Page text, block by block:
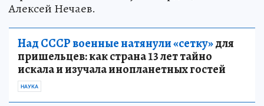
Алексей Нечаев.
Над СССР военные натянули «сетку»для
пришельцев: как страна 13 лет тайно
искала и изучала инопланетных гостей
НАУКА